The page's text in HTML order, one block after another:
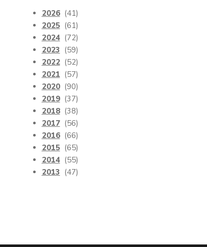
2026 (41)
2025 (61)
2024 (72)
2023 (59)
2022 (52)
2021 (57)
2020 (90)
2019 (37)
2018 (38)
2017 (56)
2016 (66)
2015 (65)
2014 (55)
2013 (47)